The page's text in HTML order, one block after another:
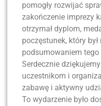
pomogły rozwijać
zakończenie imprezy
otrzymał dyplom,
poczęstunek, który był
podsumowaniem tego
Serdecznie
uczestnikom i
zabawę i aktywny
To wydarzenie było